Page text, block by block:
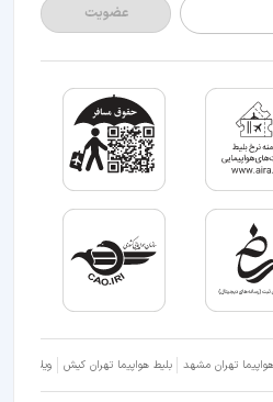
عضویت
هواپیما تهران مشهد بلیط هواپیما تهران کیش ویلا شمال